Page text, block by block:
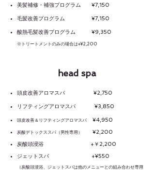
美髪補修・補強プログラム ¥7,150
毛髪改善プログラム ¥7,150
​酸熱毛髪改善プログラム ¥9,350
​※トリートメントのみの場合は+¥2,200
head spa
頭皮改善アロマスパ ¥2,750
リフティングアロマスパ ¥3,850
頭皮改善＆リフティングアロマスパ ¥4,950
炭酸デトックススパ（男性専用）
¥2,200
​炭酸頭浸浴
+￥2,200
ジェットスパ +¥550
（炭酸頭浸浴、ジェットスパは他のメニューとの組み合わせ専用